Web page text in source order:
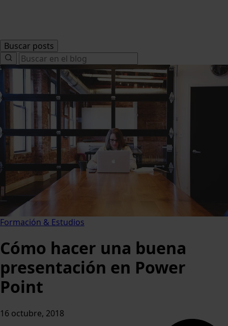
Buscar posts
Search
for:
Formación & Estudios
Cómo hacer una buena
presentación en Power
Point
16 octubre, 2018